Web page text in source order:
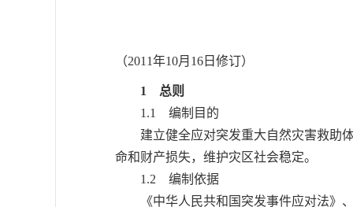
（2011年10月16日修订）
1 总则
1.1 编制目的
建立健全应对突发重大自然灾害救助体
命和财产损失，维护灾区社会稳定。
1.2 编制依据
《中华人民共和国突发事件应对法》、